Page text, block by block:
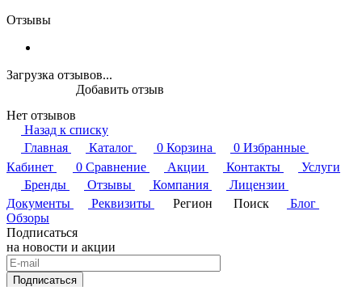
Отзывы
Загрузка отзывов...
Нет отзывов
Добавить отзыв
Назад к списку
Главная
Каталог 0 Корзина 0 Избранные
Кабинет
0 Сравнение Акции Контакты
Услуги
Бренды
Отзывы Компания
Лицензии
Документы
Реквизиты Регион Поиск
Блог
Обзоры
Подписаться
на новости и акции
Подписаться